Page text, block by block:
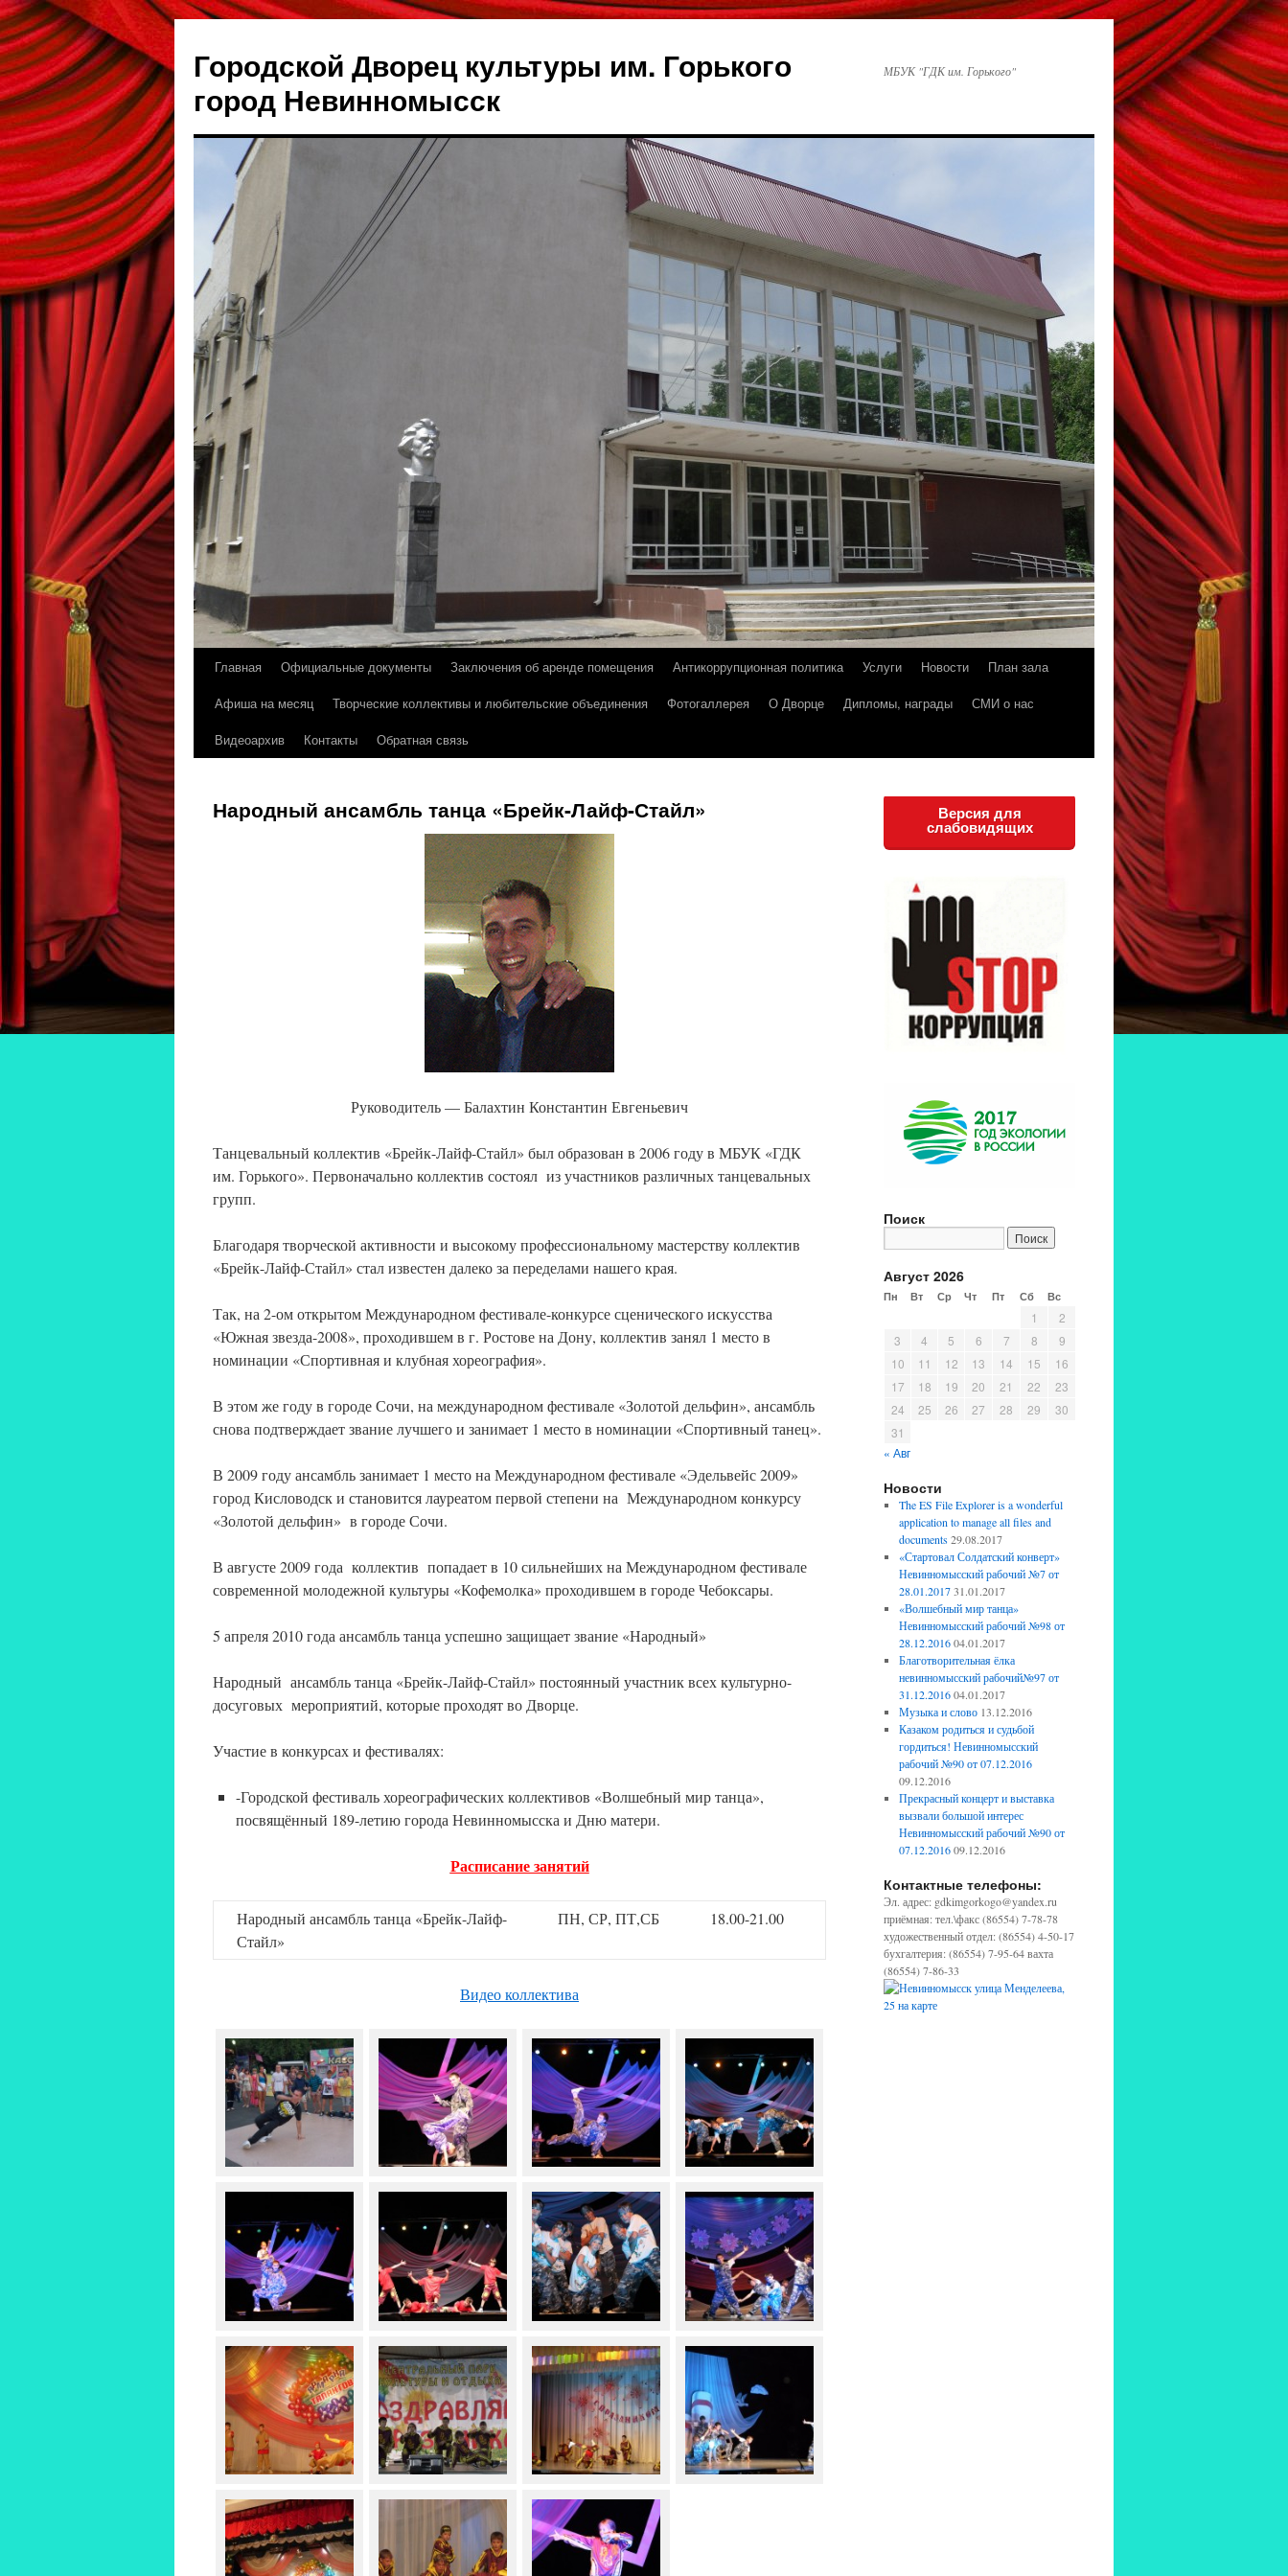
Городской Дворец культуры им. Горького
город Невинномысск
МБУК "ГДК им. Горького"
Перейти
содержимому
Главная Официальные документы Заключения об аренде помещения Антикоррупционная политика Услуги Новости
План зала
Афиша на месяц
Творческие коллективы и любительские объединения Фотогаллерея О Дворце Дипломы, награды
СМИ о нас
Видеоархив
Контакты Обратная связь
Народный ансамбль танца «Брейк-Лайф-Стайл»
Руководитель — Балахтин Константин Евгеньевич
Танцевальный коллектив «Брейк-Лайф-Стайл» был образован в 2006 году в МБУК «ГДК
им. Горького». Первоначально коллектив состоял из участников различных танцевальных
групп.
Благодаря творческой активности и высокому профессиональному мастерству коллектив
«Брейк-Лайф-Стайл» стал известен далеко за переделами нашего края.
Так, на 2-ом открытом Международном фестивале-конкурсе сценического искусства
«Южная звезда-2008», проходившем в г. Ростове на Дону, коллектив занял 1 место в
номинации «Спортивная и клубная хореография».
В этом же году в городе Сочи, на международном фестивале «Золотой дельфин», ансамбль
снова подтверждает звание лучшего и занимает 1 место в номинации «Спортивный танец».
В 2009 году ансамбль занимает 1 место на Международном фестивале «Эдельвейс 2009»
город Кисловодск и становится лауреатом первой степени на Международном конкурсу
«Золотой дельфин» в городе Сочи.
В августе 2009 года коллектив попадает в 10 сильнейших на Международном фестивале
современной молодежной культуры «Кофемолка» проходившем в городе Чебоксары.
5 апреля 2010 года ансамбль танца успешно защищает звание «Народный»
Народный ансамбль танца «Брейк-Лайф-Стайл» постоянный участник всех культурно-
досуговых мероприятий, которые проходят во Дворце.
Участие в конкурсах и фестивалях:
-Городской фестиваль хореографических коллективов «Волшебный мир танца»,
посвящённый 189-летию города Невинномысска и Дню матери.
Расписание занятий
Народный ансамбль танца «Брейк-Лайф-
Стайл»
ПН, СР, ПТ,СБ 18.00-21.00
Видео коллектива
Версия для
слабовидящих
Поиск
Август 2026
Пн Вт Ср Чт Пт Сб Вс
« Авг
1
2
3
4 5 6 7 8
9
10
11 12 13 14 15
16
17
18 19 20 21 22
23
24
25 26 27 28 29
30
31
Новости
The ES File Explorer is a wonderful
application to manage all files and
documents 29.08.2017
«Стартовал Солдатский конверт»
Невинномысский рабочий №7 от
28.01.2017 31.01.2017
«Волшебный мир танца»
Невинномысский рабочий №98 от
28.12.2016 04.01.2017
Благотворительная ёлка
невинномысский рабочий№97 от
31.12.2016 04.01.2017
Музыка и слово 13.12.2016
Казаком родиться и судьбой
гордиться! Невинномысский
рабочий №90 от 07.12.2016
09.12.2016
Прекрасный концерт и выставка
вызвали большой интерес
Невинномысский рабочий №90 от
07.12.2016 09.12.2016
Контактные телефоны:
Эл. адрес: gdkimgorkogo@yandex.ru
приёмная: тел.\факс (86554) 7-78-78
художественный отдел: (86554) 4-50-17
бухгалтерия: (86554) 7-95-64 вахта
(86554) 7-86-33